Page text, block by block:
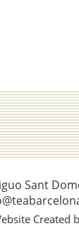
Sant
Created